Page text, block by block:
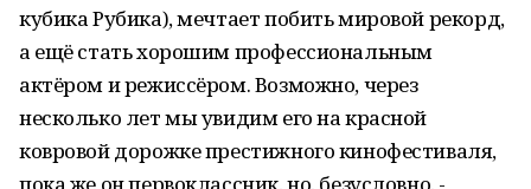
кубика Рубика), мечтает побить мировой рекорд,
а ещё стать хорошим профессиональным
актёром и режиссёром. Возможно, через
несколько лет мы увидим его на красной
ковровой дорожке престижного кинофестиваля,